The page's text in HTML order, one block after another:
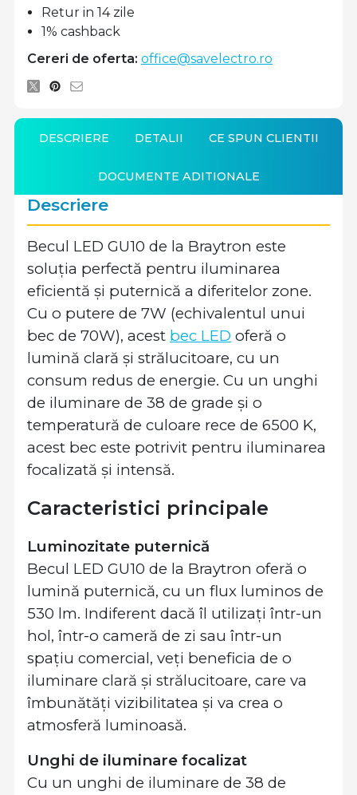
Retur in 14 zile
1% cashback
Cereri de oferta: office@savelectro.ro
DESCRIERE DETALII CE SPUN CLIENTII
DOCUMENTE ADITIONALE
Descriere
Becul LED GU10 de la Braytron este
soluția perfectă pentru iluminarea
eficientă și puternică a diferitelor zone.
Cu o putere de 7W (echivalentul unui
bec de 70W), acest bec LED oferă o
lumină clară și strălucitoare, cu un
consum redus de energie. Cu un unghi
de iluminare de 38 de grade și o
temperatură de culoare rece de 6500 K,
acest bec este potrivit pentru iluminarea
focalizată și intensă.
Caracteristici principale
Luminozitate puternică
Becul LED GU10 de la Braytron oferă o
lumină puternică, cu un flux luminos de
530 lm. Indiferent dacă îl utilizați într-un
hol, într-o cameră de zi sau într-un
spațiu comercial, veți beneficia de o
iluminare clară și strălucitoare, care va
îmbunătăți vizibilitatea și va crea o
atmosferă luminoasă.
Unghi de iluminare focalizat
Cu un unghi de iluminare de 38 de